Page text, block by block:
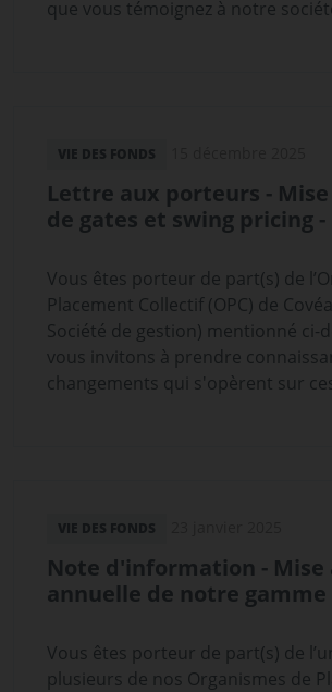
que vous témoignez à notre
VIE DES FONDS
Lettre aux porteurs -
de gates et swing pricing -
Vous êtes porteur de part(s) de
Placement Collectif (OPC) de
Société de gestion) mentionné ci-
vous invitons à prendre
changements qui s'opèrent sur
VIE DES FONDS
Note d'information - Mise
annuelle de notre gamme
Vous êtes porteur de part(s) de
plusieurs de nos Organismes de